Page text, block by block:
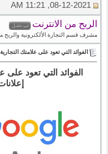
08-12-2021, 11:21 AM
الربح من الانترنت
مشرف قسم التجارة الألكترونية والربح
الفوائد التي تعود على علامتك
الفوائد التي تعود على